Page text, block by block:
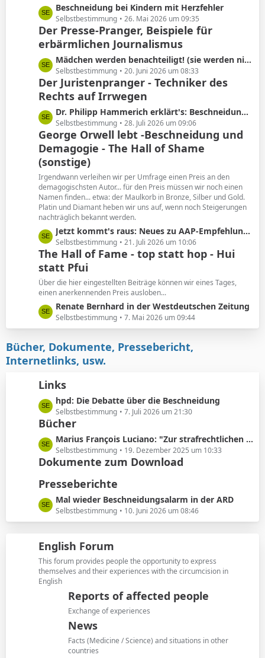
e
L
e
t
z
e
B
e
i
t
r
ä
g
e
Beschneidung bei Kindern mit Herzfehler
Selbstbestimmung 26. Mai 2026 um 09:35
Der Presse-Pranger, Beispiele für
erbärmlichen Journalismus
L
e
t
z
e
B
e
i
t
r
ä
g
e
Mädchen werden benachteiligt! (sie werden nicht beschnitten)
Selbstbestimmung 20. Juni 2026 um 08:33
Der Juristenpranger - Techniker des
Rechts auf Irrwegen
L
e
t
z
t
e
B
e
i
t
r
ä
g
e
Dr. Philipp Hammerich erklärt's: Beschneidung hat keine Spätfolgen!
Selbstbestimmung 28. Juli 2026 um 09:06
George Orwell lebt -Beschneidung und
Demagogie - The Hall of Shame
(sonstige)
Irgendwann verleihen wir per Umfrage einen Preis an den
demagogischsten Autor... für den Preis müssen wir noch einen
Namen finden... etwa: der Maulkorb in Bronze, Silber und Gold.
Platin und Diamant heben wir uns auf, wenn noch Steigerungen
nachträglich bekannt werden.
L
e
t
z
t
e
B
e
i
r
ä
e
Jetzt kommt's raus: Neues zu AAP-Empfehlung von 2012!
Selbstbestimmung 21. Juli 2026 um 10:06
The Hall of Fame - top statt hop - Hui
statt Pfui
Über die hier eingestellten Beiträge können wir eines Tages,
einen anerkennenden Preis ausloben...
L
e
t
t
e
e
i
t
r
ä
g
e
Renate Bernhard in der Westdeutschen Zeitung
Selbstbestimmung 7. Mai 2026 um 09:44
Bücher, Dokumente, Pressebericht,
Internetlinks, usw.
Links
L
e
t
z
t
e
e
t
r
g
hpd: Die Debatte über die Beschneidung
Selbstbestimmung 7. Juli 2026 um 21:30
Bücher
L
e
t
t
e
B
e
t
r
ä
g
Marius François Luciano: "Zur strafrechtlichen Einordnung medizinisch nicht indizierter Eingriffe in die Körpersubstanz von Kindern"
Selbstbestimmung 19. Dezember 2025 um 10:33
Dokumente zum Download
Presseberichte
L
e
t
t
e
B
e
Mal wieder Beschneidungsalarm in der ARD
Selbstbestimmung 10. Juni 2026 um 08:46
English Forum
This forum provides people the opportunity to express
themselves and their experiences with the circumcision in
English
Reports of affected people
Exchange of experiences
News
Facts (Medicine / Science) and situations in other
countries